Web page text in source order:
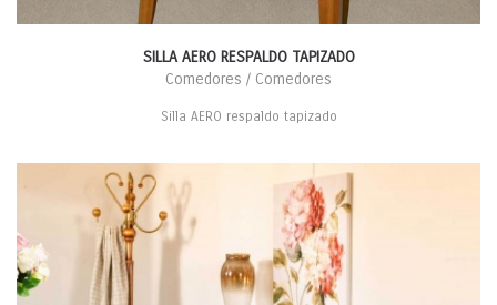
SILLA AERO RESPALDO TAPIZADO
Comedores / Comedores
Silla AERO respaldo tapizado